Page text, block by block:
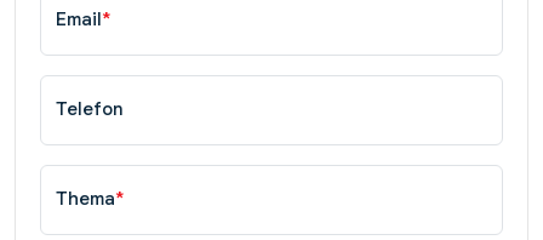
Email*
Telefon
Thema*